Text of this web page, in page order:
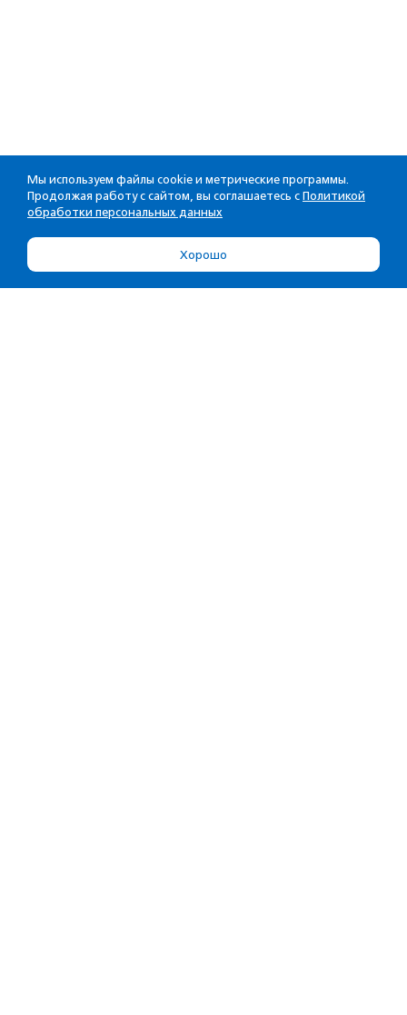
Мы используем файлы cookie и метрические программы.
Продолжая работу с сайтом, вы соглашаетесь с Политикой
обработки персональных данных
Хорошо